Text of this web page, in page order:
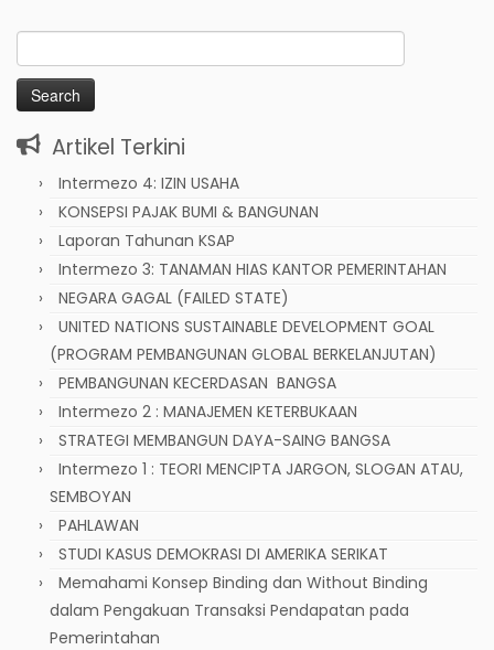
Search
for:
Artikel Terkini
Intermezo 4: IZIN USAHA
KONSEPSI PAJAK BUMI & BANGUNAN
Laporan Tahunan KSAP
Intermezo 3: TANAMAN HIAS KANTOR PEMERINTAHAN
NEGARA GAGAL (FAILED STATE)
UNITED NATIONS SUSTAINABLE DEVELOPMENT GOAL
(PROGRAM PEMBANGUNAN GLOBAL BERKELANJUTAN)
PEMBANGUNAN KECERDASAN BANGSA
Intermezo 2 : MANAJEMEN KETERBUKAAN
STRATEGI MEMBANGUN DAYA-SAING BANGSA
Intermezo 1 : TEORI MENCIPTA JARGON, SLOGAN ATAU,
SEMBOYAN
PAHLAWAN
STUDI KASUS DEMOKRASI DI AMERIKA SERIKAT
Memahami Konsep Binding dan Without Binding
dalam Pengakuan Transaksi Pendapatan pada
Pemerintahan